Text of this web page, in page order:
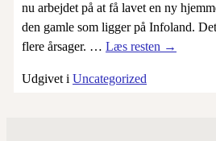
nu arbejdet på at få lavet en ny
den gamle som ligger på Infoland.
flere årsager. … Læs resten →
Udgivet i Uncategorized